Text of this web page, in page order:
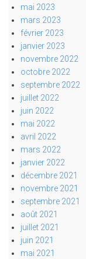
mai 2023
mars 2023
février 2023
janvier 2023
novembre 2022
octobre 2022
septembre 2022
juillet 2022
juin 2022
mai 2022
avril 2022
mars 2022
janvier 2022
décembre 2021
novembre 2021
septembre 2021
août 2021
juillet 2021
juin 2021
mai 2021